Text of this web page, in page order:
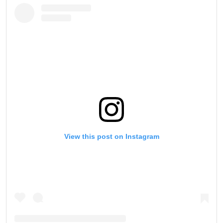
View this post on Instagram